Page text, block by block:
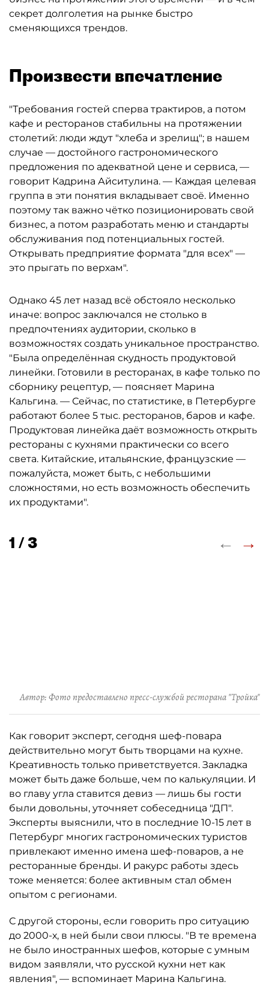
секрет долголетия на рынке быстро
сменяющихся трендов.
Произвести впечатление
"Требования гостей сперва трактиров, а потом
кафе и ресторанов стабильны на протяжении
столетий: люди ждут "хлеба и зрелищ"; в нашем
случае — достойного гастрономического
предложения по адекватной цене и сервиса, —
говорит Кадрина Айситулина. — Каждая целевая
группа в эти понятия вкладывает своё. Именно
поэтому так важно чётко позиционировать свой
бизнес, а потом разработать меню и стандарты
обслуживания под потенциальных гостей.
Открывать предприятие формата "для всех" —
это прыгать по верхам".
Однако 45 лет назад всё обстояло несколько
иначе: вопрос заключался не столько в
предпочтениях аудитории, сколько в
возможностях создать уникальное пространство.
"Была определённая скудность продуктовой
линейки. Готовили в ресторанах, в кафе только по
сборнику рецептур, — поясняет Марина
Кальгина. — Сейчас, по статистике, в Петербурге
работают более 5 тыс. ресторанов, баров и кафе.
Продуктовая линейка даёт возможность открыть
рестораны с кухнями практически со всего
света. Китайские, итальянские, французские —
пожалуйста, может быть, с небольшими
сложностями, но есть возможность обеспечить
их продуктами".
1 / 3 ← →
Автор: Фото предоставлено пресс-службой ресторана "Тройка"
Как говорит эксперт, сегодня шеф-повара
действительно могут быть творцами на кухне.
Креативность только приветствуется. Закладка
может быть даже больше, чем по калькуляции. И
во главу угла ставится девиз — лишь бы гости
были довольны, уточняет собеседница "ДП".
Эксперты выяснили, что в последние 10-15 лет в
Петербург многих гастрономических туристов
привлекают именно имена шеф-поваров, а не
ресторанные бренды. И ракурс работы здесь
тоже меняется: более активным стал обмен
опытом с регионами.
С другой стороны, если говорить про ситуацию
до 2000-х, в ней были свои плюсы. "В те времена
не было иностранных шефов, которые с умным
видом заявляли, что русской кухни нет как
явления", — вспоминает Марина Кальгина.